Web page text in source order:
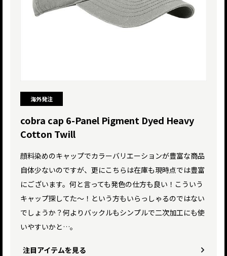
海外発注
cobra cap 6-Panel Pigment Dyed Heavy
Cotton Twill
顔料染めのキャップでカラーバリエーションが豊富な商品
自体少ないのですが、更にこちらは在庫も現時点では豊富
にございます。何と言っても発色の仕方も良い！こういう
キャップ探してた～！という方もいらっしゃるのではない
でしょうか？何よりバックルもシンプルで二次加工にも使
いやすいかと…。
注目アイテムを見る